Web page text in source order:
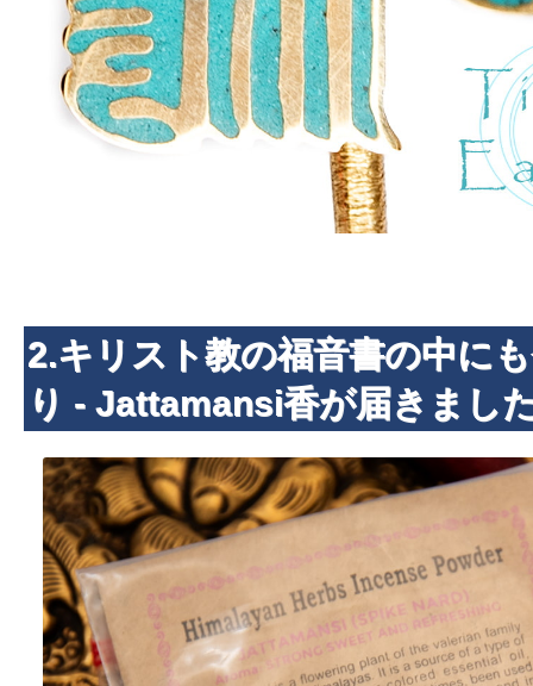
2.キリスト教の福音書の中に
り - Jattamansi香が届きまし